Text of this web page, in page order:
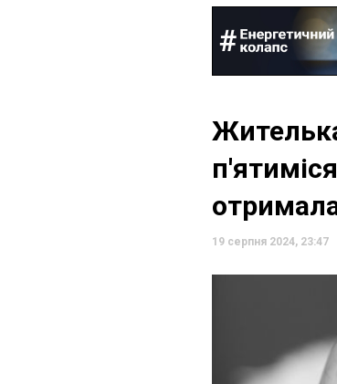
19 серпня 2024, 23:47